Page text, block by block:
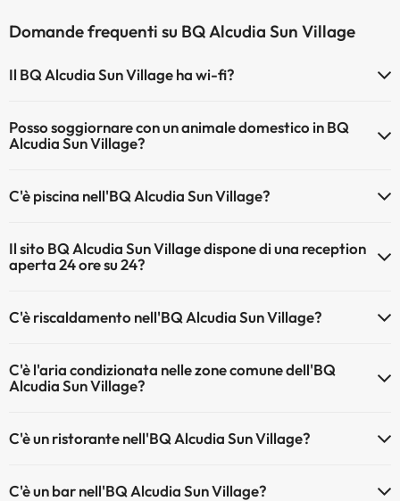
Domande frequenti su BQ Alcudia Sun Village
Il BQ Alcudia Sun Village ha wi-fi?
Posso soggiornare con un animale domestico in BQ
Alcudia Sun Village?
C'è piscina nell'BQ Alcudia Sun Village?
Qui potete trovare maggiori informazioni sulla piscina e sulle altri
installazioni.
Il sito BQ Alcudia Sun Village dispone di una reception
aperta 24 ore su 24?
C'è riscaldamento nell'BQ Alcudia Sun Village?
comuni
C'è l'aria condizionata nelle zone comune dell'BQ
Alcudia Sun Village?
comuni.
C'è un ristorante nell'BQ Alcudia Sun Village?
C'è un bar nell'BQ Alcudia Sun Village?